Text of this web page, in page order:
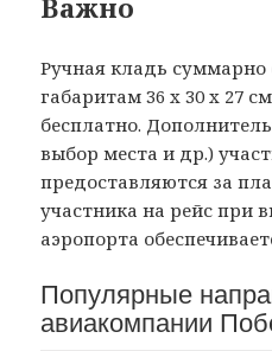
Ручная кладь
габаритам 36 x 30 x 27
бесплатно.
выбор места и др.)
предоставляются за
участника на рейс при
аэропорта
Популярные
авиакомпании